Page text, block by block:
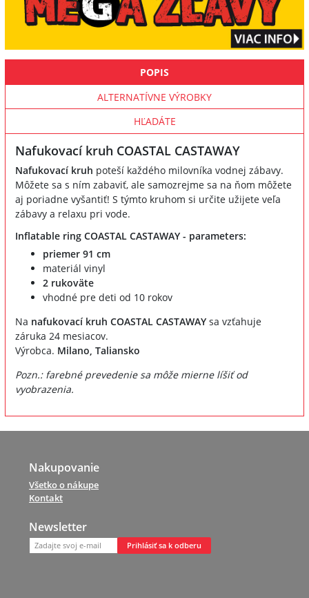
POPIS
ALTERNATÍVNE VÝROBKY
HĽADÁTE
Nafukovací kruh COASTAL CASTAWAY
Nafukovací kruh poteší každého milovníka vodnej zábavy.
Môžete sa s ním zabaviť, ale samozrejme sa na ňom môžete
aj poriadne vyšantiť! S týmto kruhom si určite užijete veľa
zábavy a relaxu pri vode.
Inflatable ring COASTAL CASTAWAY - parameters:
priemer 91 cm
materiál vinyl
2 rukoväte
vhodné pre deti od 10 rokov
Na nafukovací kruh COASTAL CASTAWAY sa vzťahuje
záruka 24 mesiacov.
Výrobca. Milano, Taliansko
Pozn.: farebné prevedenie sa môže mierne líšiť od
vyobrazenia.
Nakupovanie
Všetko o nákupe
Kontakt
Newsletter
Prihlásiť sa k odberu